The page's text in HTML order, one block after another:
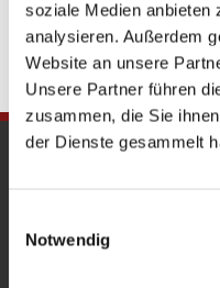
soziale Medien anbieten
analysieren. Außerdem
Website an unsere
Unsere Partner führen
zusammen, die Sie
der Dienste gesammelt
Notwendig
Heckerdamm 230,